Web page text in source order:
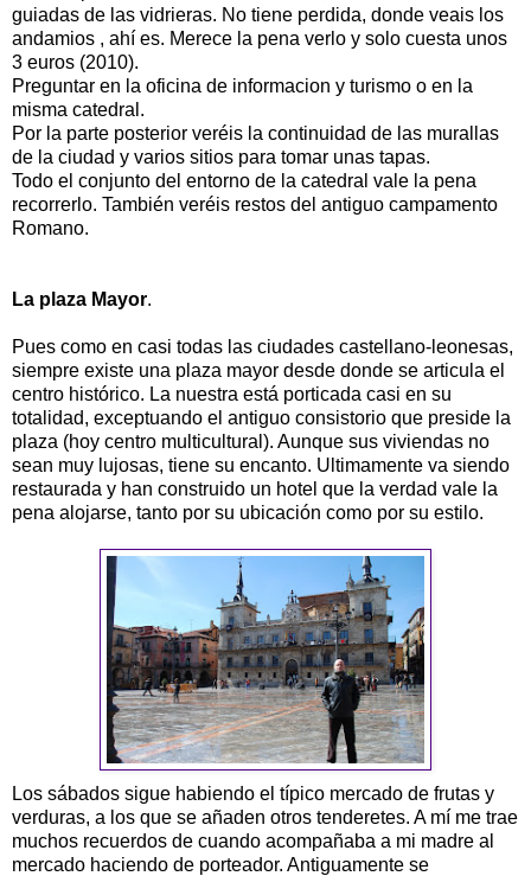
guiadas de las vidrieras. No tiene perdida, donde veais los
andamios , ahí es. Merece la pena verlo y solo cuesta unos
3 euros (2010).
Preguntar en la oficina de informacion y turismo o en la
misma catedral.
Por la parte posterior veréis la continuidad de las murallas
de la ciudad y varios sitios para tomar unas tapas.
Todo el conjunto del entorno de la catedral vale la pena
recorrerlo. También veréis restos del antiguo campamento
Romano.
La plaza Mayor.
Pues como en casi todas las ciudades castellano-leonesas,
siempre existe una plaza mayor desde donde se articula el
centro histórico. La nuestra está porticada casi en su
totalidad, exceptuando el antiguo consistorio que preside la
plaza (hoy centro multicultural). Aunque sus viviendas no
sean muy lujosas, tiene su encanto. Ultimamente va siendo
restaurada y han construido un hotel que la verdad vale la
pena alojarse, tanto por su ubicación como por su estilo.
Los sábados sigue habiendo el típico mercado de frutas y
verduras, a los que se añaden otros tenderetes. A mí me trae
muchos recuerdos de cuando acompañaba a mi madre al
mercado haciendo de porteador. Antiguamente se